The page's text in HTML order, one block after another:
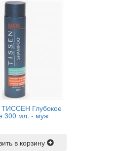
Глубокое
300 мл. - муж
в корзину